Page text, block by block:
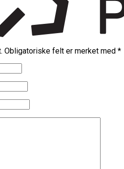
Obligatoriske felt er merket med *